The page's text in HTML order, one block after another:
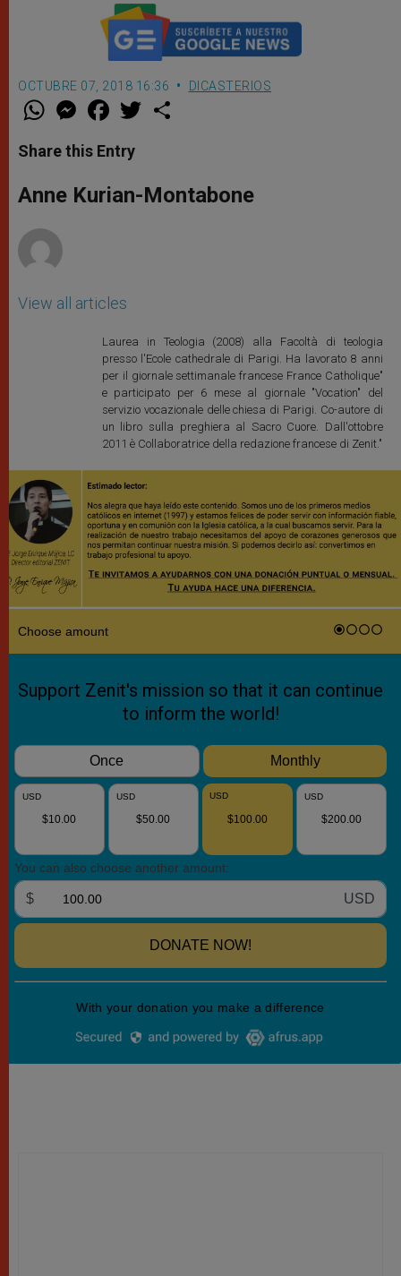
OCTUBRE 07, 2018 16:36 DICASTERIOS
W
t
s
p
p
M
e
s
e
g
e
F
a
e
b
o
k
w
r
Share this Entry
Anne Kurian-Montabone
View all articles
Laurea in Teologia (2008) alla Facoltà di teologia
presso l'Ecole cathedrale di Parigi. Ha lavorato 8 anni
per il giornale settimanale francese France Catholique"
e participato per 6 mese al giornale "Vocation" del
servizio vocazionale delle chiesa di Parigi. Co-autore di
un libro sulla preghiera al Sacro Cuore. Dall'ottobre
2011 è Collaboratrice della redazione francese di Zenit."